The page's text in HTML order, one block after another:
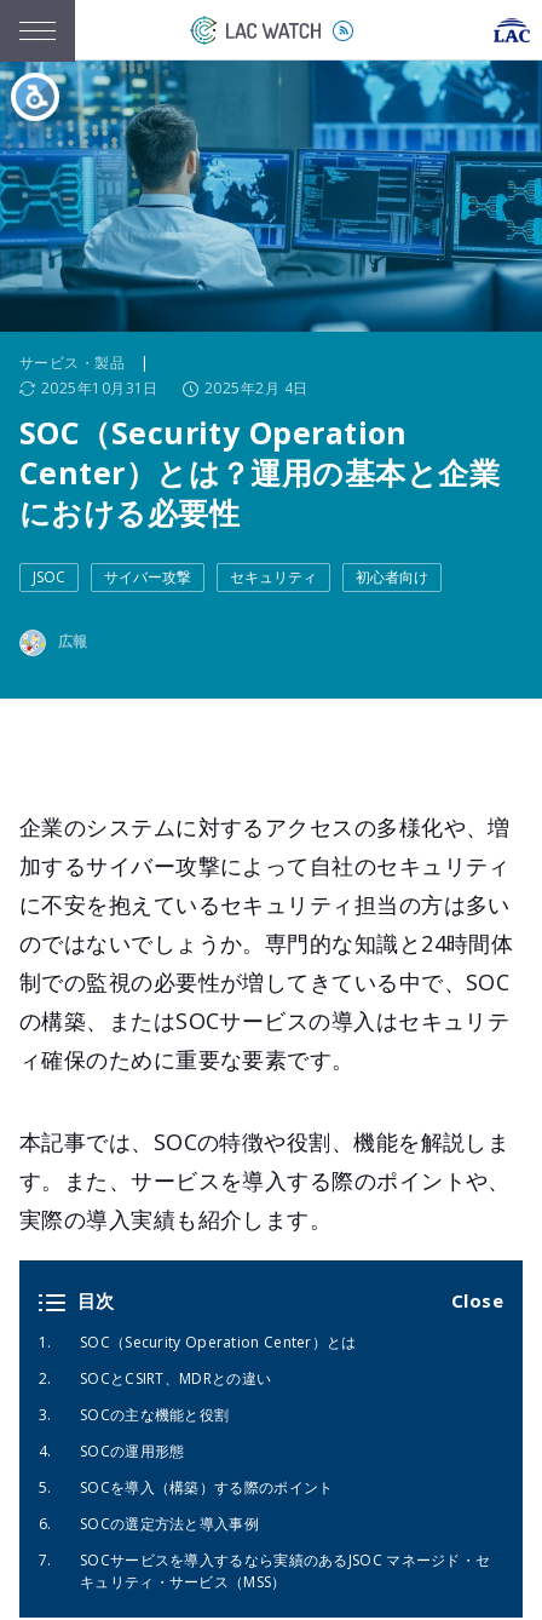
サービス・製品 |
2025年10月31日
2025年2月 4日
SOC（Security Operation
Center）とは？運用の基本と企業
における必要性
JSOC サイバー攻撃 セキュリティ 初心者向け
広報
企業のシステムに対するアクセスの多様化や、増
加するサイバー攻撃によって自社のセキュリティ
に不安を抱えているセキュリティ担当の方は多い
のではないでしょうか。専門的な知識と24時間体
制での監視の必要性が増してきている中で、SOC
の構築、またはSOCサービスの導入はセキュリテ
ィ確保のために重要な要素です。
本記事では、SOCの特徴や役割、機能を解説しま
す。また、サービスを導入する際のポイントや、
実際の導入実績も紹介します。
目次
SOC（Security Operation Center）とは
SOCとCSIRT、MDRとの違い
SOCの主な機能と役割
SOCの運用形態
SOCを導入（構築）する際のポイント
SOCの選定方法と導入事例
SOCサービスを導入するなら実績のあるJSOC マネージド・セ
キュリティ・サービス（MSS）